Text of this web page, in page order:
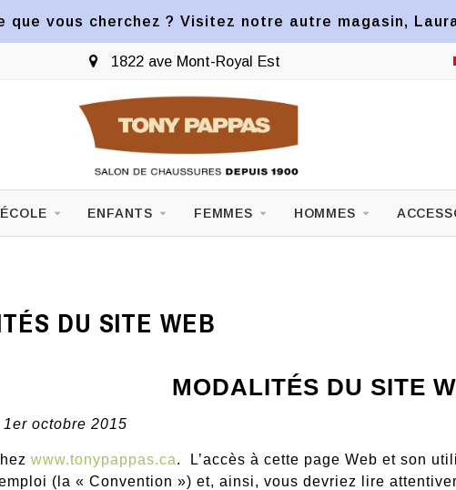
que vous cherchez ? Visitez notre autre magasin,
1822 ave Mont-Royal Est
ENFANTS FEMMES HOMMES
DU SITE WEB
MODALITÉS DU SITE
octobre 2015
www.tonypappas.ca.
L’accès à cette page Web et son
(la « Convention ») et, ainsi, vous devriez lire